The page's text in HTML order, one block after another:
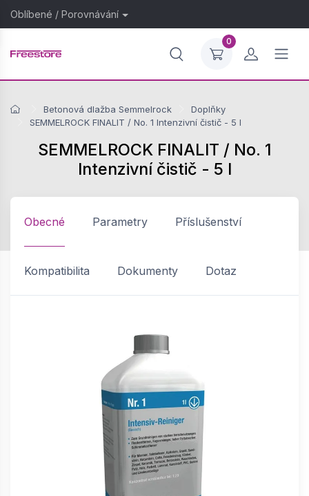
Oblíbené / Porovnávání
0
Betonová dlažba Semmelrock
Doplňky
SEMMELROCK FINALIT / No. 1 Intenzivní čistič - 5 l
SEMMELROCK FINALIT / No. 1
Intenzivní čistič - 5 l
Obecné Parametry Příslušenství
Kompatibilita Dokumenty Dotaz